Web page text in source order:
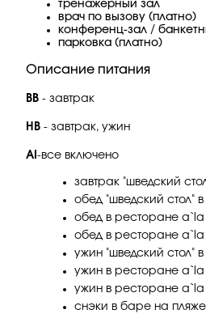
тренажерный зал
врач по вызову (платно)
конференц-зал /
парковка (платно)
Описание питания
BB - завтрак
HB - завтрак, ужин
AI -все включено
завтрак "шведский
обед "шведский стол"
обед в ресторане a`la
обед в ресторане a`la
ужин "шведский стол"
ужин в ресторане a`la
ужин в ресторане a`la
снэки в баре на